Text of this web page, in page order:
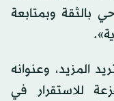
بالثقة وبمتابعة
المزيد، وعنوانه
للاستقرار في